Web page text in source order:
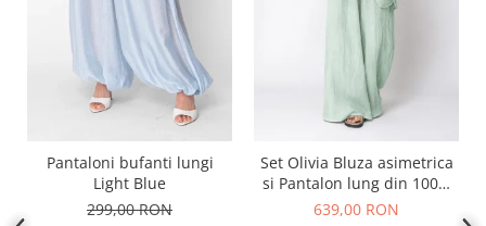
Pantaloni bufanti lungi
Light Blue
299,00 RON
Set Olivia Bluza asimetrica
si Pantalon lung din 100%
in Light Olive
639,00 RON